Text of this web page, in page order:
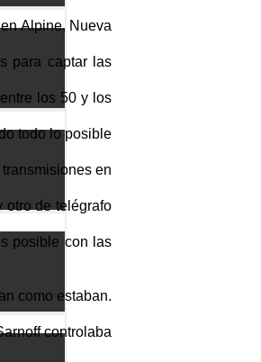
Alpine, Nueva
para captar las
los 50 y los
todo lo posible
en
otro de telégrafo
posible con las
como estaban.
controlaba